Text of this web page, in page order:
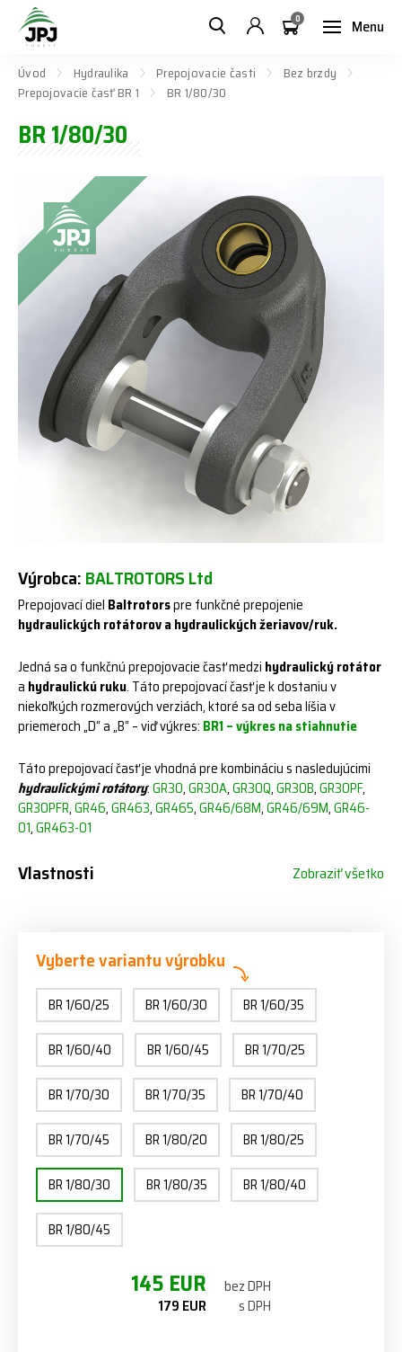
Menu
0
Úvod Hydraulika Prepojovacie časti
Bez brzdy
Prepojovacie časť BR 1
BR 1/80/30
BR 1/80/30
Výrobca:BALTROTORS Ltd
Prepojovací diel Baltrotorspre funkčné prepojenie
hydraulických rotátorov a hydraulických žeriavov/ruk.
Jedná sa o funkčnú prepojovacie časť medzi hydraulický rotátor
a hydraulickú ruku. Táto prepojovací časť je k dostaniu v
niekoľkých rozmerových verziách, ktoré sa od seba líšia v
priemeroch „D“ a „B“ – viď výkres: BR1 – výkresna stiahnutie
Táto prepojovací časť je vhodná pre kombináciu s nasledujúcimi
hydraulickými rotátory:GR30,GR30A,GR30Q,GR30B,GR30PF,
GR30PFR,GR46,GR463,GR465,GR46/68M,GR46/69M,GR46-
01,GR463-01
Vlastnosti Zobraziť všetko
Vyberte variantu výrobku
BR 1/60/25 BR 1/60/30 BR 1/60/35
BR 1/60/40 BR 1/60/45 BR 1/70/25
BR 1/70/30 BR 1/70/35 BR 1/70/40
BR 1/70/45 BR 1/80/20 BR 1/80/25
BR 1/80/30 BR 1/80/35 BR 1/80/40
BR 1/80/45
145 EUR bez DPH
179 EUR s DPH